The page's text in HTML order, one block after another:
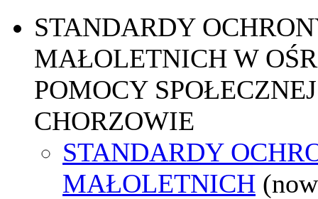
STANDARDY
MAŁOLETNICH W
POMOCY
CHORZOWIE
STANDARDY
MAŁOLETNICH